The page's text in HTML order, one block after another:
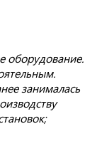
оборудование.
занималась